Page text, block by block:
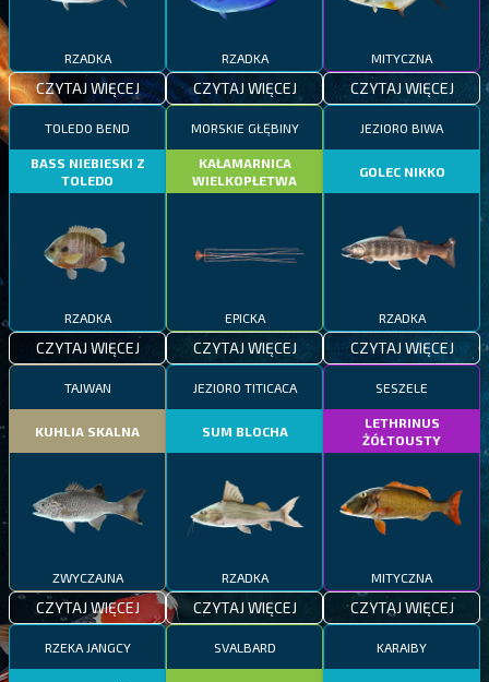
RZADKA
CZYTAJ WIĘCEJ
RZADKA
CZYTAJ WIĘCEJ
MITYCZNA
CZYTAJ WIĘCEJ
TOLEDO BEND
BASS NIEBIESKI Z
TOLEDO
RZADKA
CZYTAJ WIĘCEJ
MORSKIE GŁĘBINY
KAŁAMARNICA
WIELKOPŁETWA
EPICKA
CZYTAJ WIĘCEJ
JEZIORO BIWA
GOLEC NIKKO
RZADKA
CZYTAJ WIĘCEJ
TAJWAN
KUHLIA SKALNA
ZWYCZAJNA
CZYTAJ WIĘCEJ
JEZIORO TITICACA
SUM BLOCHA
RZADKA
CZYTAJ WIĘCEJ
SESZELE
LETHRINUS
ŻÓŁTOUSTY
MITYCZNA
CZYTAJ WIĘCEJ
RZEKA JANGCY SVALBARD KARAIBY